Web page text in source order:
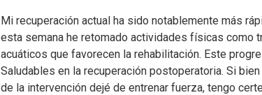
Mi recuperación actual ha sido notablemente más
esta semana he retomado actividades físicas como
acuáticos que favorecen la rehabilitación. Este
Saludables en la recuperación postoperatoria.​ Si
de la intervención dejé de entrenar fuerza, tengo